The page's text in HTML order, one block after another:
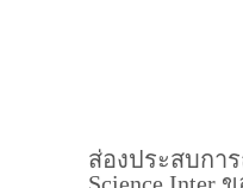
ส่องประสบกา